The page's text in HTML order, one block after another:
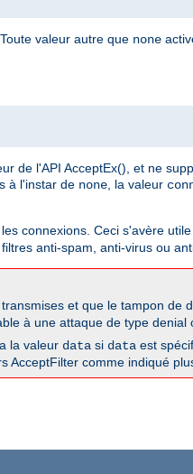
valeur autre que none
de l'API AcceptEx(), et ne
à l'instar de none , la valeur
connexions. Ceci s'avère
anti-spam, anti-virus ou
et que le tampon de
à une attaque de type denial
la valeur data si data est
AcceptFilter comme indiqué